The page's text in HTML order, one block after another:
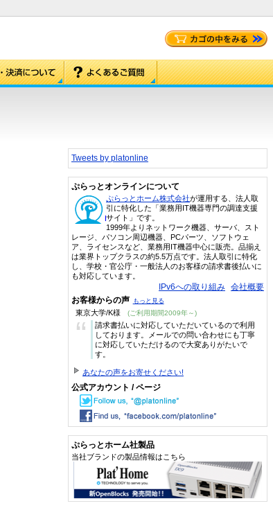
Tweets by platonline
ぷらっとオンラインについて
ぷらっとホーム株式会社が運用する、法人取
引に特化した「業務用IT機器専門の調達支援
サイト」です。
1999年よりネットワーク機器、サーバ、スト
レージ、パソコン周辺機器、PCパーツ、ソフトウェ
ア、ライセンスなど、業務用IT機器中心に販売。品揃え
は業界トップクラスの約5.5万点です。法人取引に特化
し、学校・官公庁・一般法人のお客様の請求書後払いに
も対応しています。
IPv6への取り組み 会社概要
お客様からの声 もっと見る
東京大学/K様 (ご利用期間2009年～)
“
請求書払いに対応していただいているので利用
しております。メールでの問い合わせにも丁寧
に対応していただけるので大変ありがたいで
す。
あなたの声をお寄せください!
公式アカウント / ページ
ぷらっとホーム社製品
当社ブランドの製品情報はこちら